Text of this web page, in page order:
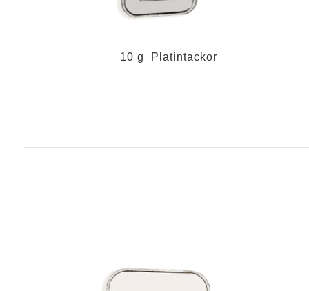
10 g Platintackor